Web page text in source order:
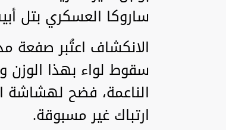
ساروكا العسكري بتل
‏الانكشاف اعتُبر صفعة
سقوط لواء بهذا الوزن
الناعمة، فضح لهشاشة
ارتباك غير مسبوقة.